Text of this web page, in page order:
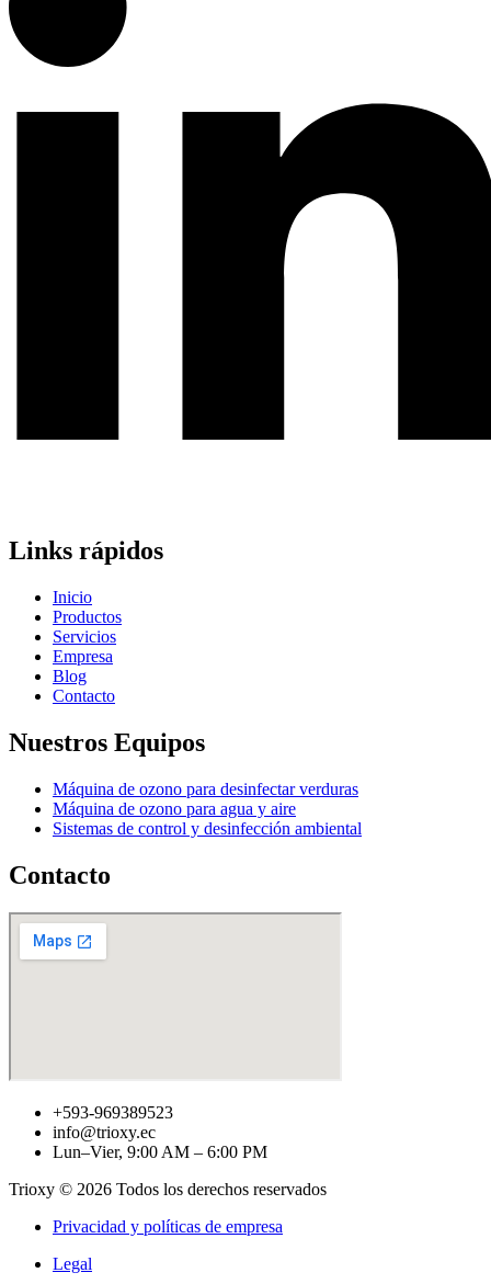
Links rápidos
Inicio
Productos
Servicios
Empresa
Blog
Contacto
Nuestros Equipos
Máquina de ozono para desinfectar verduras
Máquina de ozono para agua y aire
Sistemas de control y desinfección ambiental
Contacto
+593-969389523
info@trioxy.ec
Lun–Vier, 9:00 AM – 6:00 PM
Trioxy © 2026 Todos los derechos reservados
Privacidad y políticas de empresa
Legal